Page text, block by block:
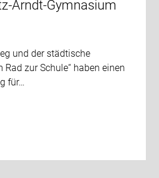
Arndt-Gymnasium
und der städtische
Rad zur Schule“ haben einen
für…